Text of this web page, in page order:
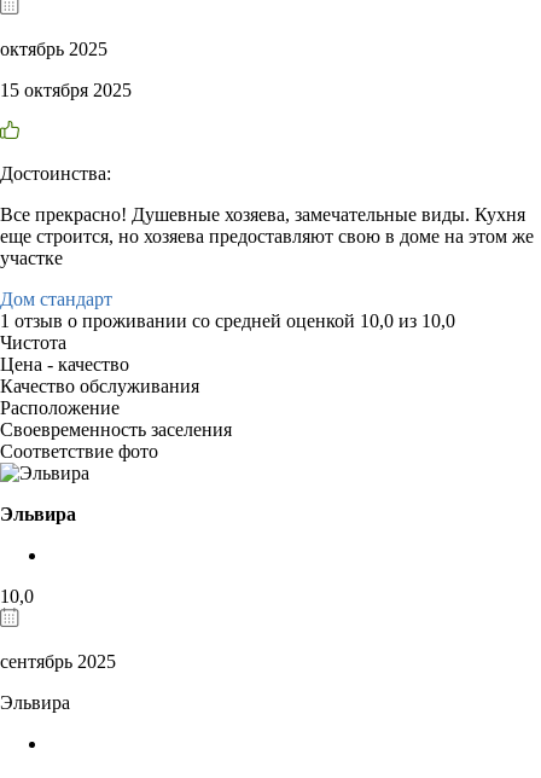
октябрь 2025
15 октября 2025
Достоинства:
Все прекрасно! Душевные хозяева, замечательные виды. Кухня
еще строится, но хозяева предоставляют свою в доме на этом же
участке
Дом стандарт
1 отзыв о проживании со средней оценкой 10,0 из 10,0
Чистота
Цена - качество
Качество обслуживания
Расположение
Своевременность заселения
Соответствие фото
Эльвира
10,0
сентябрь 2025
Эльвира